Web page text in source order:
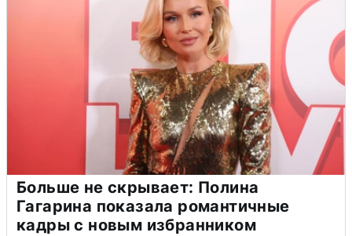
Больше не скрывает: Полина
Гагарина показала романтичные
кадры с новым избранником